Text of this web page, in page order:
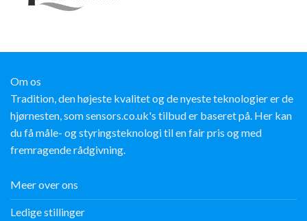
Om os
Tradition, den højeste kvalitet og de nyeste teknologier er de
hjørnesten, som sensors.co.uk's tilbud er baseret på. Her kan
du få måle- og styringsteknologi til en fair pris og med
fremragende rådgivning.
Meer over ons
Ledige stillinger